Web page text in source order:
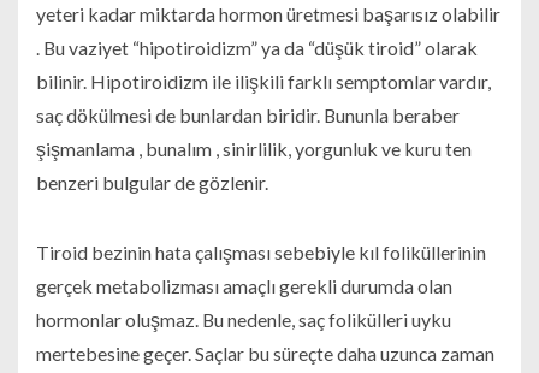
yeteri kadar miktarda hormon üretmesi başarısız olabilir
. Bu vaziyet “hipotiroidizm” ya da “düşük tiroid” olarak
bilinir. Hipotiroidizm ile ilişkili farklı semptomlar vardır,
saç dökülmesi de bunlardan biridir. Bununla beraber
şişmanlama , bunalım , sinirlilik, yorgunluk ve kuru ten
benzeri bulgular de gözlenir.
Tiroid bezinin hata çalışması sebebiyle kıl foliküllerinin
gerçek metabolizması amaçlı gerekli durumda olan
hormonlar oluşmaz. Bu nedenle, saç folikülleri uyku
mertebesine geçer. Saçlar bu süreçte daha uzunca zaman